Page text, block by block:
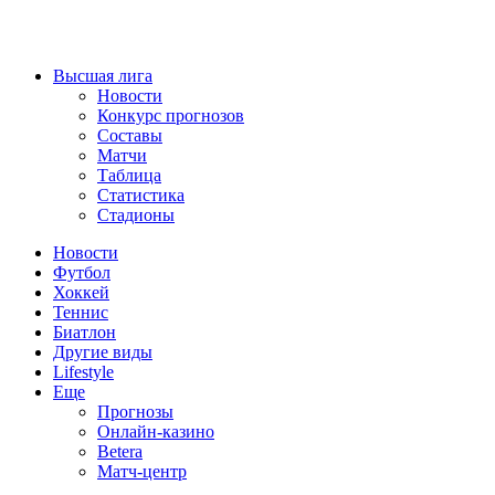
Высшая лига
Новости
Конкурс прогнозов
Составы
Матчи
Таблица
Статистика
Стадионы
Новости
Футбол
Хоккей
Теннис
Биатлон
Другие виды
Lifestyle
Еще
Прогнозы
Онлайн-казино
Betera
Матч-центр